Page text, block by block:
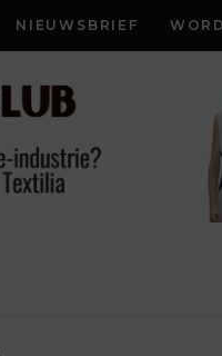
NIEUWSBRIEF